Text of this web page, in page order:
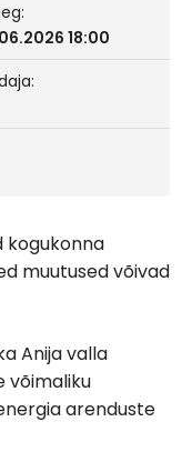
18:00
kogukonna
muutused võivad
Anija valla
võimaliku
arenduste